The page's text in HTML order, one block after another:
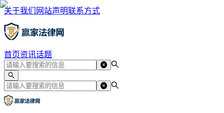
关于我们 网站声明联系方式
首页资讯话题